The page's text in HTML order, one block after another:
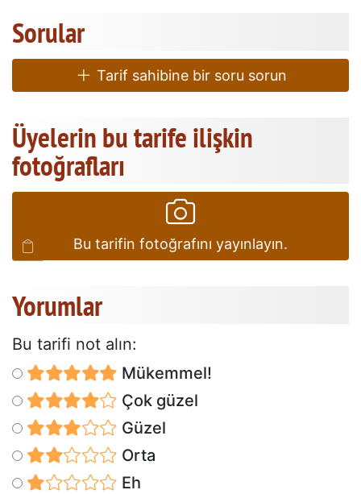
Sorular
Tarif sahibine bir soru sorun
Üyelerin bu tarife ilişkin
fotoğrafları
Bu tarifin fotoğrafını yayınlayın.
Yorumlar
Bu tarifi not alın:
Mükemmel!
Çok güzel
Güzel
Orta
Eh